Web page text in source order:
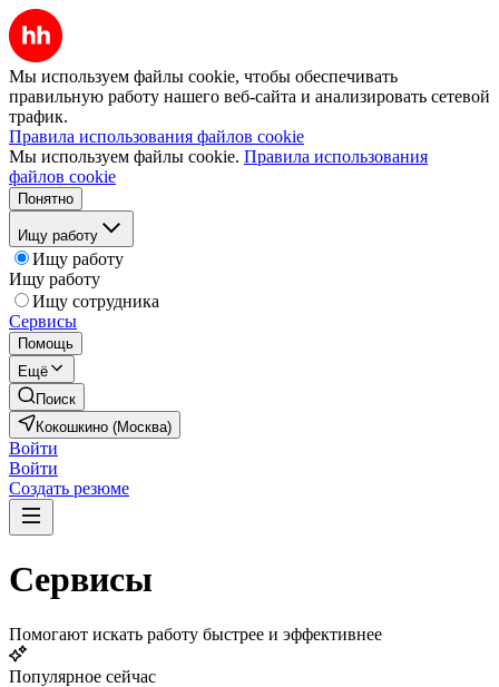
Мы используем файлы cookie, чтобы обеспечивать
правильную работу нашего веб-сайта и анализировать сетевой
трафик.
Правила использования файлов cookie
Мы используем файлы cookie. Правила использования
файлов cookie
Понятно
Ищу работу
Ищу работу
Ищу работу
Ищу сотрудника
Сервисы
Помощь
Ещё
Поиск
Кокошкино (Москва)
Войти
Войти
Создать резюме
Сервисы
Помогают искать работу быстрее и эффективнее
Популярное сейчас